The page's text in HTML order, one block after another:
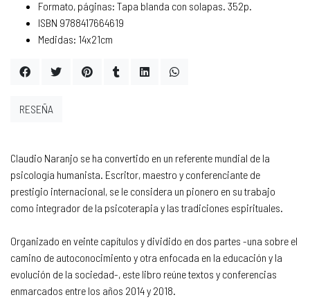
Formato, páginas: Tapa blanda con solapas. 352p.
ISBN 9788417664619
Medidas: 14x21cm
Claudio Naranjo se ha convertido en un referente mundial de la
psicología humanista. Escritor, maestro y conferenciante de
prestigio internacional, se le considera un pionero en su trabajo
como integrador de la psicoterapia y las tradiciones espirituales.
Organizado en veinte capítulos y dividido en dos partes -una sobre el
camino de autoconocimiento y otra enfocada en la educación y la
evolución de la sociedad-, este libro reúne textos y conferencias
enmarcados entre los años 2014 y 2018.
RESEÑA